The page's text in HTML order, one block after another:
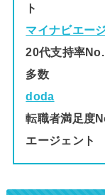
ト
マイナビエー
20代支持率
多数
doda
転職者満足度
エージェント